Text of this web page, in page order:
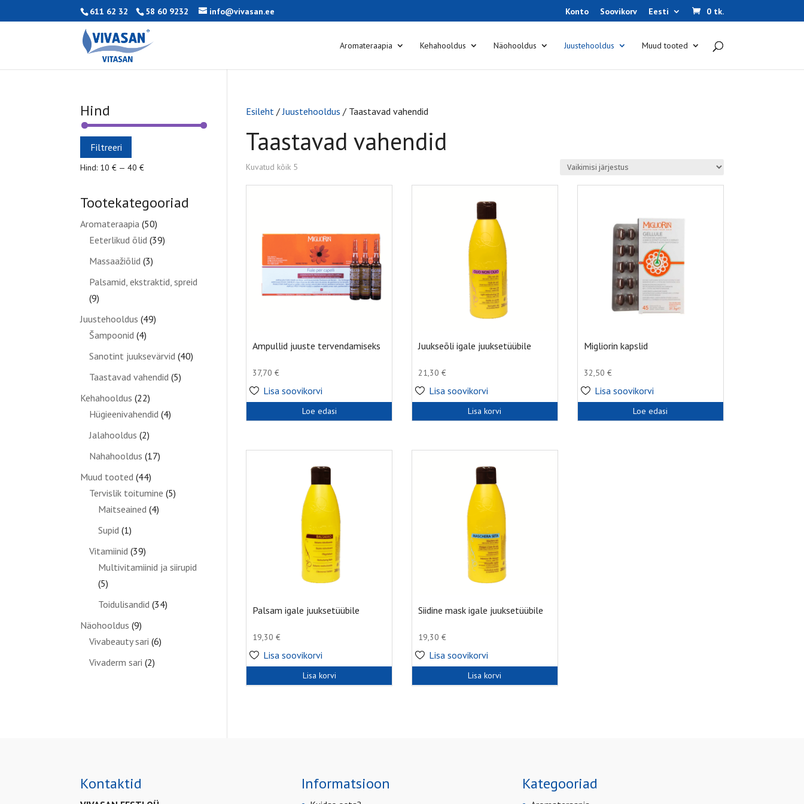
611 62 32 58 60 9232 info@vivasan.ee Konto Soovikorv Eesti 0 tk.
Aromateraapia Kehahooldus Näohooldus Juustehooldus Muud tooted
Esileht /Juustehooldus / Taastavad vahendid
Taastavad vahendid
Kuvatud kõik 5
Ampullid juuste tervendamiseks
37,70€
Lisa soovikorvi
Loe edasi
Juukseõli igale juuksetüübile
21,30€
Lisa soovikorvi
Lisa korvi
Migliorin kapslid
32,50 €
Lisa soovikorvi
Loe edasi
Palsam igale juuksetüübile
19,30€
Lisa soovikorvi
Lisa korvi
Siidine mask igale juuksetüübile
19,30€
Lisa soovikorvi
Lisa korvi
Hind
Minimaalne
hind
Maksimaalne
hind
Filtreeri
Hind: 10 € —40 €
Tootekategooriad
Aromateraapia (50)
Eeterlikud õlid (39)
Massaažiõlid (3)
Palsamid, ekstraktid, spreid
(9)
Juustehooldus (49)
Šampoonid (4)
Sanotint juuksevärvid (40)
Taastavad vahendid (5)
Kehahooldus (22)
Hügieenivahendid (4)
Jalahooldus (2)
Nahahooldus (17)
Muud tooted (44)
Tervislik toitumine (5)
Maitseained (4)
Supid (1)
Vitamiinid (39)
Multivitamiinid ja siirupid
(5)
Toidulisandid (34)
Näohooldus (9)
Vivabeauty sari (6)
Vivaderm sari (2)
Kontaktid Informatsioon Kategooriad